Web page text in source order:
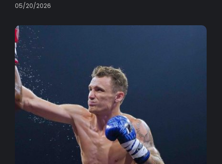
05/20/2026